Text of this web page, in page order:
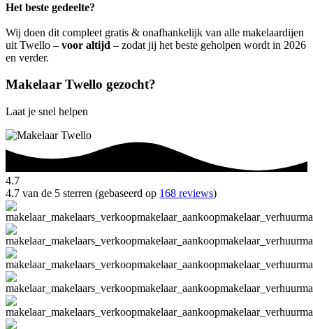
Het beste gedeelte?
Wij doen dit compleet gratis & onafhankelijk van alle makelaardijen
uit Twello – voor altijd – zodat jij het beste geholpen wordt in 2026
en verder.
Makelaar Twello gezocht?
Laat je snel helpen
4.7
4.7 van de 5 sterren (gebaseerd op 168 reviews)